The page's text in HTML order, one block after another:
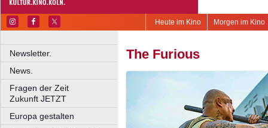
Morgen im Kino
Heute im Kino
Newsletter.
News.
Fragen der Zeit
Zukunft JETZT
Europa gestalten
The Furious